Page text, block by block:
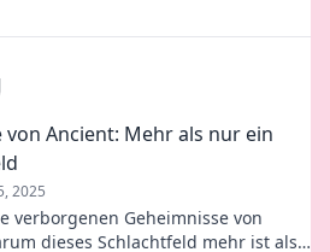
von Ancient: Mehr als nur ein
2025
verborgenen Geheimnisse von
dieses Schlachtfeld mehr ist als